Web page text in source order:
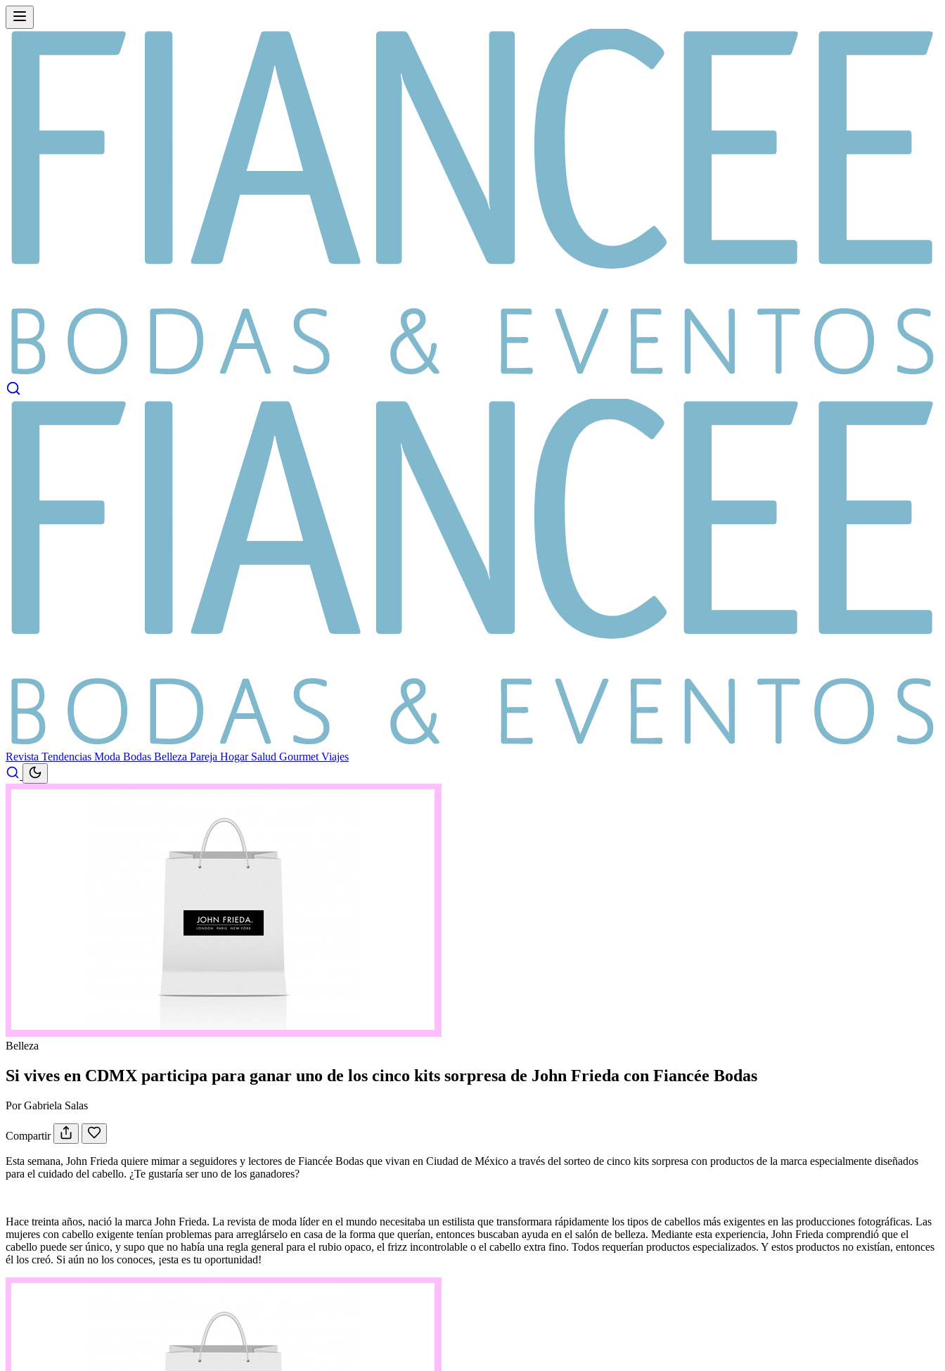
Revista Tendencias Moda Bodas Belleza Pareja Hogar Salud Gourmet Viajes
Belleza
Si vives en CDMX participa para ganar uno de los cinco kits sorpresa de John Frieda con Fiancée Bodas
Por Gabriela Salas
Compartir
Esta semana, John Frieda quiere mimar a seguidores y lectores de Fiancée Bodas que vivan en Ciudad de México a través del sorteo de cinco kits sorpresa con productos de la marca especialmente diseñados
para el cuidado del cabello. ¿Te gustaría ser uno de los ganadores?
Hace treinta años, nació la marca John Frieda. La revista de moda líder en el mundo necesitaba un estilista que transformara rápidamente los tipos de cabellos más exigentes en las producciones fotográficas. Las
mujeres con cabello exigente tenían problemas para arreglárselo en casa de la forma que querían, entonces buscaban ayuda en el salón de belleza. Mediante esta experiencia, John Frieda comprendió que el
cabello puede ser único, y supo que no había una regla general para el rubio opaco, el frizz incontrolable o el cabello extra fino. Todos requerían productos especializados. Y estos productos no existían, entonces
él los creó. Si aún no los conoces, ¡esta es tu oportunidad!